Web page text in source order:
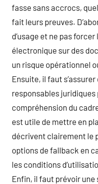
fasse sans accrocs,
fait leurs preuves.
d’usage et ne pas
électronique sur des
un risque opérationnel
Ensuite, il faut
responsables
compréhension du
est utile de mettre en
décrivent clairement le
options de fallback en
les conditions
Enfin, il faut prévoir une